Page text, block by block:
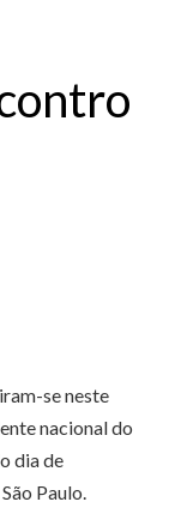
se neste
nacional do
dia de
Paulo.